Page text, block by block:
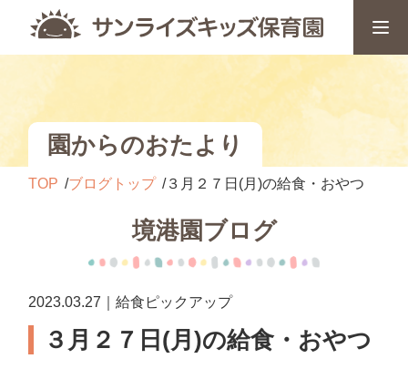
園からのおたより
TOP ブログトップ ３月２７日(月)の給食・おやつ
境港園ブログ
2023.03.27｜給食ピックアップ
３月２７日(月)の給食・おやつ